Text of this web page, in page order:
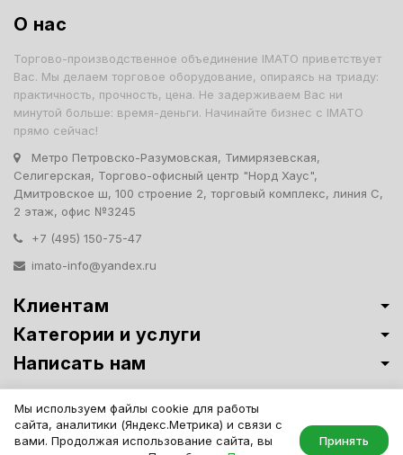
О нас
Торгово-производственное объединение IMATO приветствует
Вас. Мы делаем торговое оборудование, опираясь на триаду:
практичность, прочность, цена. Не задерживаем Вас ни
минутой больше: время-деньги. Начинайте бизнес с IMATO
прямо сейчас!
Метро Петровско-Разумовская, Тимирязевская,
Селигерская, Торгово-офисный центр "Норд Хаус",
Дмитровское ш, 100 строение 2, торговый комплекс, линия С,
2 этаж, офис №3245
+7 (495) 150-75-47
imato-info@yandex.ru
Клиентам
Категории и услуги
Написать нам
Витрины премиум-класса ИМАТО
Политика обработки персональных
данных
IMATO. Интернет Магазин Торговой И Офисной Мебели. ООО "ИМАТО",
ИНН 7717506114 КПП 771701001, ОГРН 1047796163799
Мы используем файлы cookie для работы
сайта, аналитики (Яндекс.Метрика) и связи с
вами. Продолжая использование сайта, вы
Принять